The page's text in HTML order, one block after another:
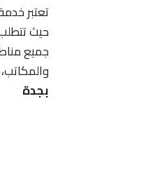
تعتبر
حيث
جميع
بجدة